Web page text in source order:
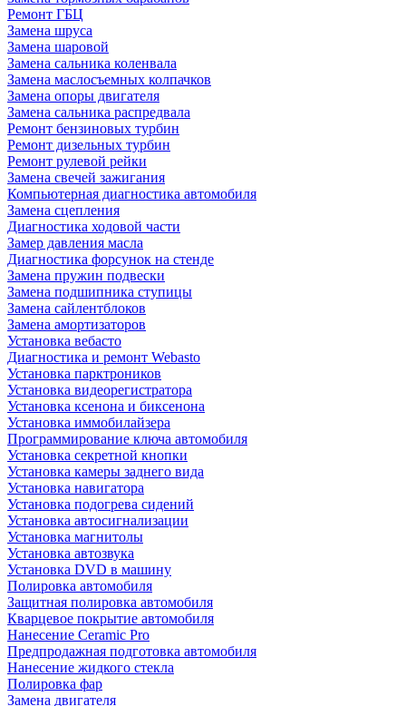
Ремонт ГБЦ
Замена шруса
Замена шаровой
Замена сальника коленвала
Замена маслосъемных колпачков
Замена опоры двигателя
Замена сальника распредвала
Ремонт бензиновых турбин
Ремонт дизельных турбин
Ремонт рулевой рейки
Замена свечей зажигания
Компьютерная диагностика автомобиля
Замена сцепления
Диагностика ходовой части
Замер давления масла
Диагностика форсунок на стенде
Замена пружин подвески
Замена подшипника ступицы
Замена сайлентблоков
Замена амортизаторов
Установка вебасто
Диагностика и ремонт Webasto
Установка парктроников
Установка видеорегистратора
Установка ксенона и биксенона
Установка иммобилайзера
Программирование ключа автомобиля
Установка секретной кнопки
Установка камеры заднего вида
Установка навигатора
Установка подогрева сидений
Установка автосигнализации
Установка магнитолы
Установка автозвука
Установка DVD в машину
Полировка автомобиля
Защитная полировка автомобиля
Кварцевое покрытие автомобиля
Нанесение Ceramic Pro
Предпродажная подготовка автомобиля
Нанесение жидкого стекла
Полировка фар
Замена двигателя